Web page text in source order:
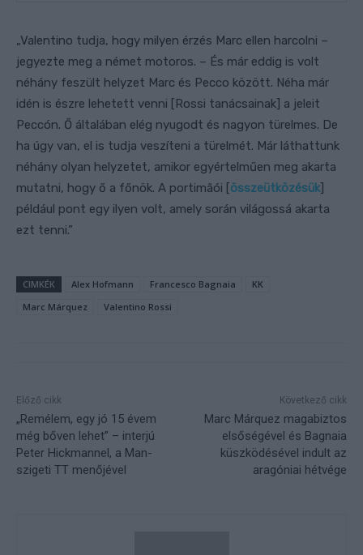
„Valentino tudja, hogy milyen érzés Marc ellen harcolni –
jegyezte meg a német motoros. – És már eddig is volt
néhány feszült helyzet Marc és Pecco között. Néha már
idén is észre lehetett venni [Rossi tanácsainak] a jeleit
Peccón. Ő általában elég nyugodt és nagyon türelmes. De
ha úgy van, el is tudja veszíteni a türelmét. Már láthattunk
néhány olyan helyzetet, amikor egyértelműen meg akarta
mutatni, hogy ő a főnök. A portimãói [összeütközésük]
például pont egy ilyen volt, amely során világossá akarta
ezt tenni.”
CIMKÉK Alex Hofmann Francesco Bagnaia
KK
Marc Márquez
Valentino Rossi
Előző cikk
„Remélem, egy jó 15 évem
még bőven lehet” – interjú
Peter Hickmannel, a Man-
szigeti TT menőjével
Következő cikk
Marc Márquez magabiztos
elsőségével és Bagnaia
küszködésével indult az
aragóniai hétvége